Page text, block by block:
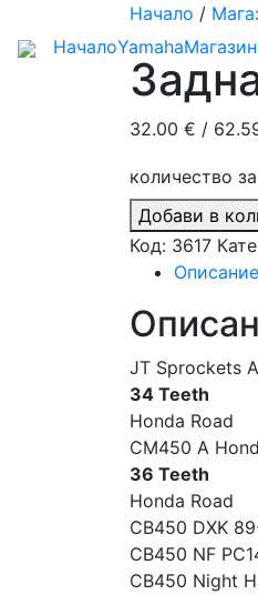
НачалоYamahaМагазин
Начало /
32.00 € /
количество
Добави в
Код: 3617
Описание
JT Sprockets
34 Teeth
Honda Road
CM450 A
36 Teeth
Honda Road
CB450 DXK
CB450 NF
CB450 Night